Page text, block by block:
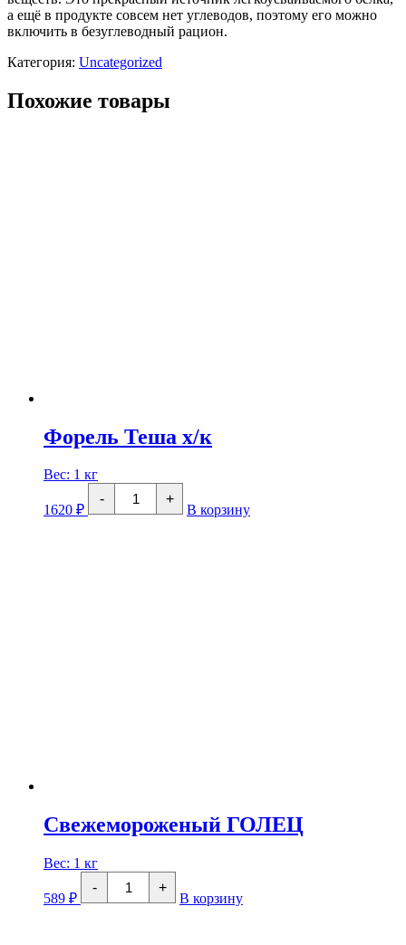
а ещё в продукте совсем нет углеводов, поэтому его можно
включить в безуглеводный рацион.
Категория: Uncategorized
Похожие товары
Форель Теша х/к
Вес: 1 кг
1620 ₽
-
Количество
товара
Форель
+
В корзину
Свежемороженый ГОЛЕЦ
Вес: 1 кг
589 ₽
-
Количество
товара
Свежемороженый
+
В корзину